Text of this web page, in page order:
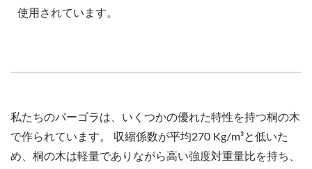
使用されています。
私たちのパーゴラは、いくつかの優れた特性を持つ桐の木
で作られています。 収縮係数が平均270 Kg/m³と低いた
め、桐の木は軽量でありながら高い強度対重量比を持ち、